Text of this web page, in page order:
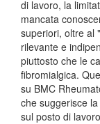
di lavoro, la
mancata
superiori, oltre al
rilevante e
piuttosto che le
fibromialgica.
su BMC
che suggerisce
sul posto di